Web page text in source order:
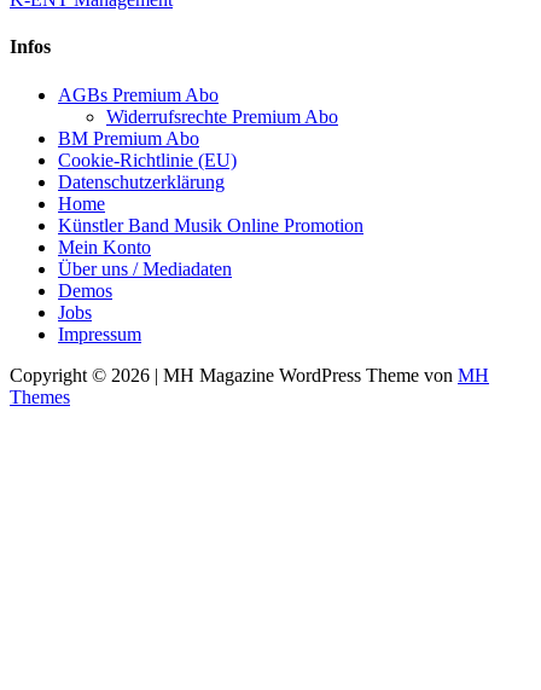
Infos
AGBs Premium Abo
Widerrufsrechte Premium Abo
BM Premium Abo
Cookie-Richtlinie (EU)
Datenschutzerklärung
Home
Künstler Band Musik Online Promotion
Mein Konto
Über uns / Mediadaten
Demos
Jobs
Impressum
Copyright © 2026 | MH Magazine WordPress Theme von MH
Themes